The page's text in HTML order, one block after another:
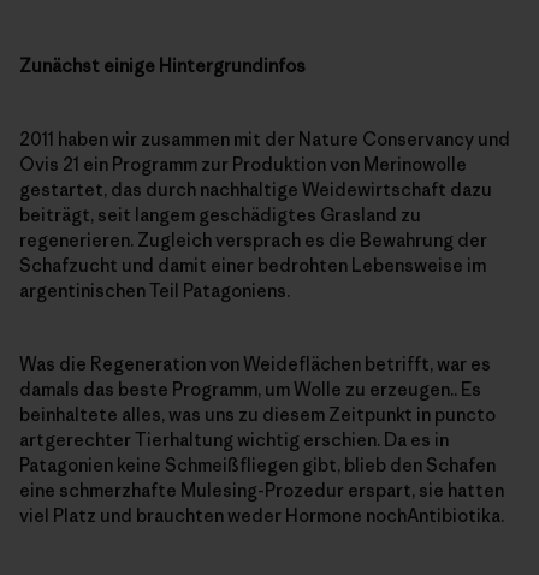
Zunächst einige Hintergrundinfos
2011 haben wir zusammen mit der Nature Conservancy und
Ovis 21 ein Programm zur Produktion von Merinowolle
gestartet, das durch nachhaltige Weidewirtschaft dazu
beiträgt, seit langem geschädigtes Grasland zu
regenerieren. Zugleich versprach es die Bewahrung der
Schafzucht und damit einer bedrohten Lebensweise im
argentinischen Teil Patagoniens.
Was die Regeneration von Weideflächen betrifft, war es
damals das beste Programm, um Wolle zu erzeugen.. Es
beinhaltete alles, was uns zu diesem Zeitpunkt in puncto
artgerechter Tierhaltung wichtig erschien. Da es in
Patagonien keine Schmeißfliegen gibt, blieb den Schafen
eine schmerzhafte Mulesing-Prozedur erspart, sie hatten
viel Platz und brauchten weder Hormone nochAntibiotika.